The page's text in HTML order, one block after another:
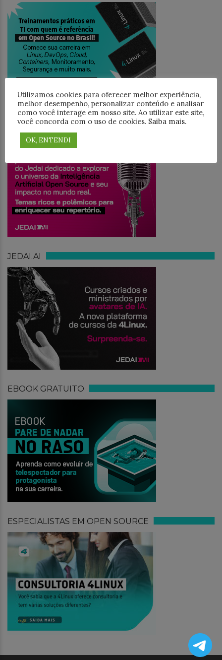
JEDAICAST
JEDAI.AI
EBOOK GRATUITO
ESPECIALISTAS EM OPEN SOURCE
Utilizamos cookies para oferecer melhor experiência,
melhor desempenho, personalizar conteúdo e analisar
como você interage em nosso site. Ao utilizar este site,
você concorda com o uso de cookies. Saiba mais.
OK, ENTENDI